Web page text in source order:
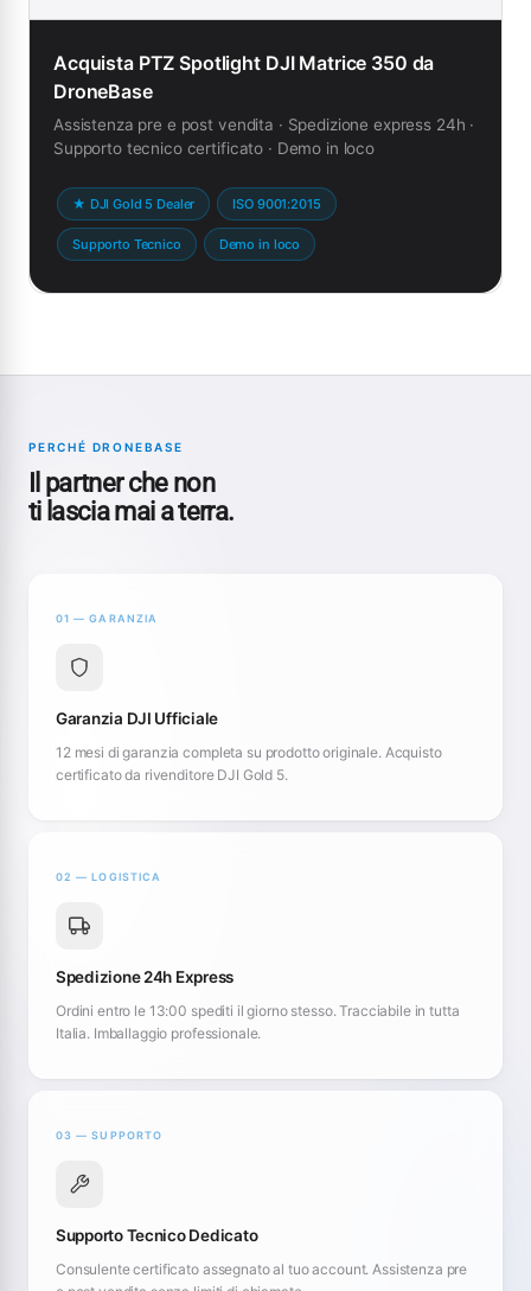
Acquista PTZ Spotlight DJI Matrice 350 da
DroneBase
Assistenza pre e post vendita · Spedizione express 24h ·
Supporto tecnico certificato · Demo in loco
★ DJI Gold 5 Dealer ISO 9001:2015
Supporto Tecnico Demo in loco
PERCHÉ DRONEBASE
Il partner che non
ti lascia mai a terra.
01 — GARANZIA
Garanzia DJI Ufficiale
12 mesi di garanzia completa su prodotto originale. Acquisto
certificato da rivenditore DJI Gold 5.
02 — LOGISTICA
Spedizione 24h Express
Ordini entro le 13:00 spediti il giorno stesso. Tracciabile in tutta
Italia. Imballaggio professionale.
03 — SUPPORTO
Supporto Tecnico Dedicato
Consulente certificato assegnato al tuo account. Assistenza pre